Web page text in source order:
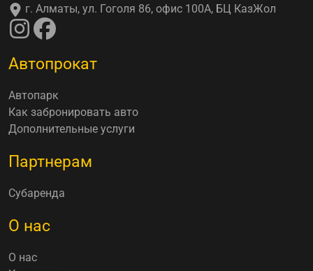
г. Алматы, ул. Гоголя 86, офис 100А, БЦ КазЖол
Автопрокат
Автопарк
Как забронировать авто
Дополнительные услуги
Партнерам
Субаренда
О нас
О нас